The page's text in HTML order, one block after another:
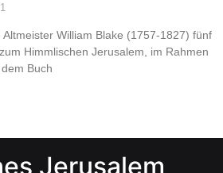
William Blake (1757-1827) fünf
Himmlischen Jerusalem, im Rahmen
Buch
Jerusalem